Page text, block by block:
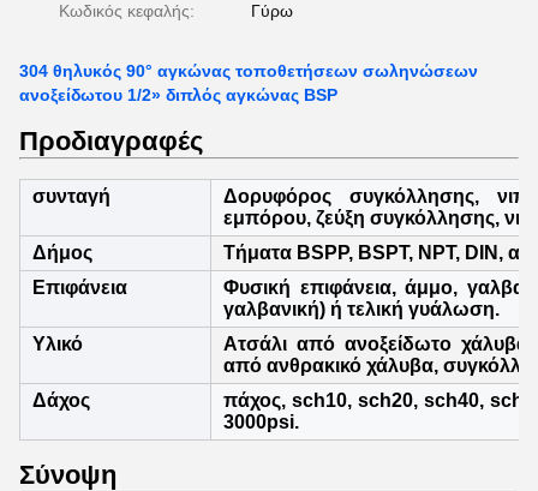
Κωδικός κεφαλής: Γύρω
304 θηλυκός 90° αγκώνας τοποθετήσεων σωληνώσεων
ανοξείδωτου 1/2» διπλός αγκώνας BSP
Προδιαγραφές
συνταγή
Δορυφόρος συγκόλλησης,
εμπόρου, ζεύξη συγκόλλησης,
Δήμος
Τήματα BSPP, BSPT, NPT, DIN,
Επιφάνεια
Φυσική επιφάνεια, άμμο,
γαλβανική) ή τελική γυάλωση.
Υλικό
Ατσάλι από ανοξείδωτο
από ανθρακικό χάλυβα,
Δάχος
πάχος, sch10, sch20, sch40,
3000psi.
Σύνοψη